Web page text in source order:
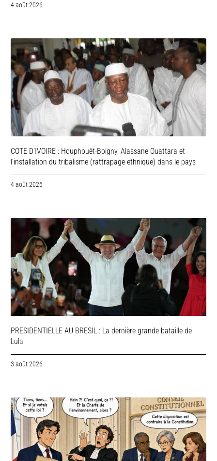
4 août 2026
COTE D’IVOIRE : Houphouët-Boigny, Alassane Ouattara et
l’installation du tribalisme (rattrapage ethnique) dans le pays
4 août 2026
PRESIDENTIELLE AU BRESIL : La dernière grande bataille de
Lula
3 août 2026